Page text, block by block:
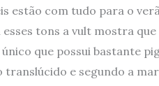
estão com tudo para o
tons a vult mostra
único que possui bastante
translúcido e segundo a